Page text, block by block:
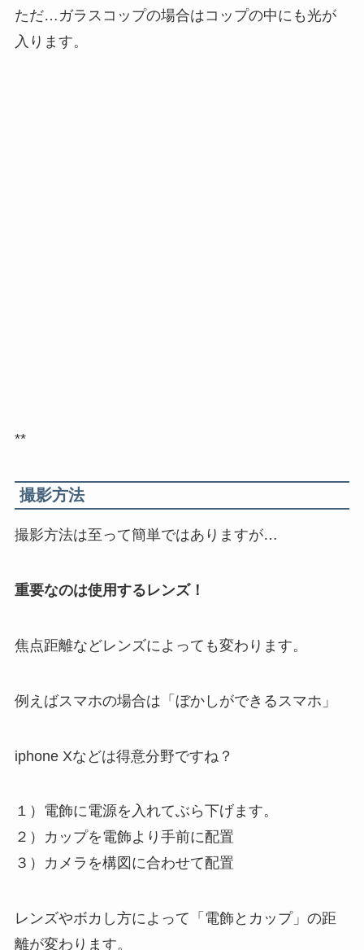
ただ…ガラスコップの場合はコップの中にも光が
入ります。
**
撮影方法
撮影方法は至って簡単ではありますが…
重要なのは使用するレンズ！
焦点距離などレンズによっても変わります。
例えばスマホの場合は「ぼかしができるスマホ」
iphone Xなどは得意分野ですね？
１）電飾に電源を入れてぶら下げます。
２）カップを電飾より手前に配置
３）カメラを構図に合わせて配置
レンズやボカし方によって「電飾とカップ」の距
離が変わります。